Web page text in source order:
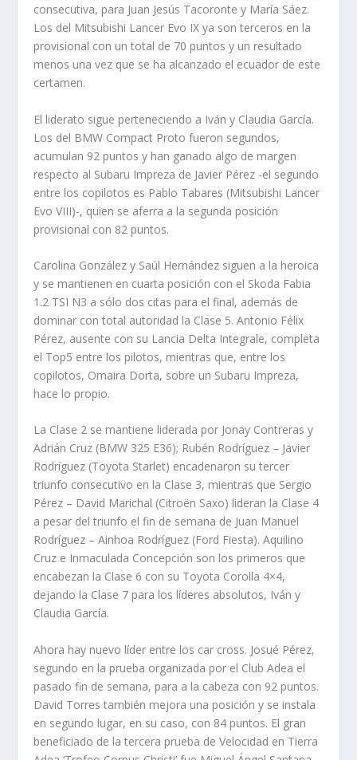
consecutiva, para Juan Jesús Tacoronte y María Sáez.
Los del Mitsubishi Lancer Evo IX ya son terceros en la
provisional con un total de 70 puntos y un resultado
menos una vez que se ha alcanzado el ecuador de este
certamen.
El liderato sigue perteneciendo a Iván y Claudia García.
Los del BMW Compact Proto fueron segundos,
acumulan 92 puntos y han ganado algo de margen
respecto al Subaru Impreza de Javier Pérez -el segundo
entre los copilotos es Pablo Tabares (Mitsubishi Lancer
Evo VIII)-, quien se aferra a la segunda posición
provisional con 82 puntos.
Carolina González y Saúl Hernández siguen a la heroica
y se mantienen en cuarta posición con el Skoda Fabia
1.2 TSI N3 a sólo dos citas para el final, además de
dominar con total autoridad la Clase 5. Antonio Félix
Pérez, ausente con su Lancia Delta Integrale, completa
el Top5 entre los pilotos, mientras que, entre los
copilotos, Omaira Dorta, sobre un Subaru Impreza,
hace lo propio.
La Clase 2 se mantiene liderada por Jonay Contreras y
Adrián Cruz (BMW 325 E36); Rubén Rodríguez – Javier
Rodríguez (Toyota Starlet) encadenaron su tercer
triunfo consecutivo en la Clase 3, mientras que Sergio
Pérez – David Marichal (Citroën Saxo) lideran la Clase 4
a pesar del triunfo el fin de semana de Juan Manuel
Rodríguez – Ainhoa Rodríguez (Ford Fiesta). Aquilino
Cruz e Inmaculada Concepción son los primeros que
encabezan la Clase 6 con su Toyota Corolla 4×4,
dejando la Clase 7 para los líderes absolutos, Iván y
Claudia García.
Ahora hay nuevo líder entre los car cross. Josué Pérez,
segundo en la prueba organizada por el Club Adea el
pasado fin de semana, para a la cabeza con 92 puntos.
David Torres también mejora una posición y se instala
en segundo lugar, en su caso, con 84 puntos. El gran
beneficiado de la tercera prueba de Velocidad en Tierra